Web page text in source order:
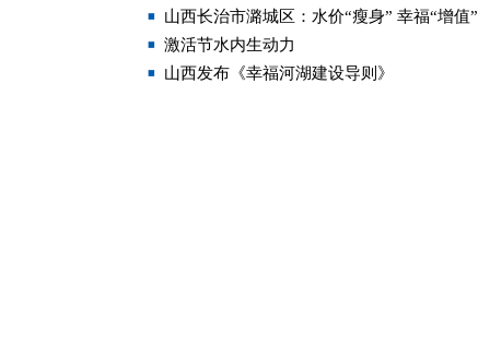
山西长治市潞城区：水价“瘦身” 幸福“增值”
激活节水内生动力
山西发布《幸福河湖建设导则》